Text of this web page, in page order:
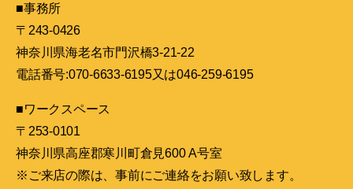
■事務所
〒243-0426
神奈川県海老名市門沢橋3-21-22
電話番号:070-6633-6195又は046-259-6195
■ワークスペース
〒253-0101
神奈川県高座郡寒川町倉見600 A号室
※ご来店の際は、事前にご連絡をお願い致します。